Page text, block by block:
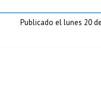
Publicado el lunes 20